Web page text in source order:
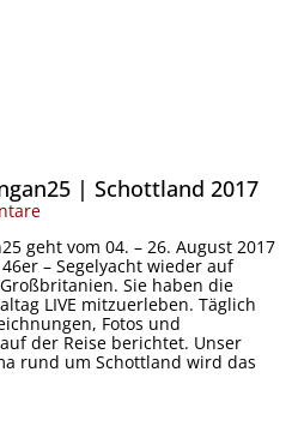
| Schottland 2017
geht vom 04. – 26. August 2017
– Segelyacht wieder auf
Sie haben die
LIVE mitzuerleben. Täglich
Fotos und
der Reise berichtet. Unser
rund um Schottland wird das